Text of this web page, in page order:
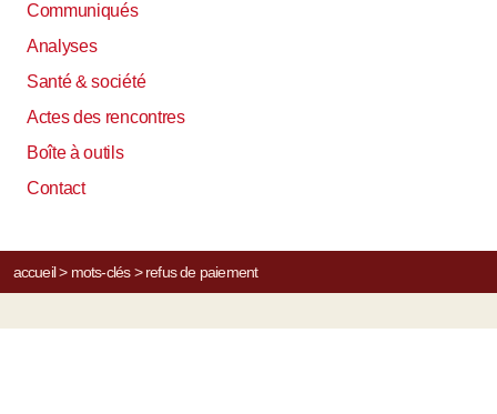
Communiqués
Analyses
Santé & société
Actes des rencontres
Boîte à outils
Contact
accueil> mots-clés> refus de paiement